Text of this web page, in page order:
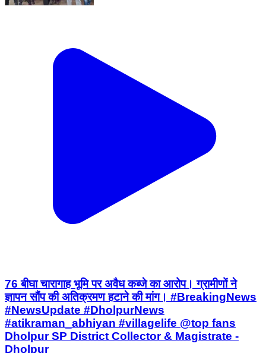
76 बीघा चारागाह भूमि पर अवैध कब्जे का आरोप। ग्रामीणों ने
ज्ञापन सौंप की अतिक्रमण हटाने की मांग। #BreakingNews
#NewsUpdate #DholpurNews
#atikraman_abhiyan #villagelife @top fans
Dholpur SP District Collector & Magistrate -
Dholpur